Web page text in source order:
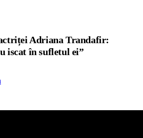
Adriana Trandafir:
iscat în sufletul ei”